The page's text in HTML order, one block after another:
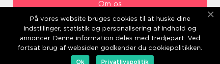
Om os
Cookies
Kontakt os
Sitemap
På vores website bruges cookies til at huske dine
indstillinger, statistik og personalisering af indhold og
annoncer. Denne information deles med tredjepart. Ved
fortsat brug af websiden godkender du cookiepolitikken.
Ok
Privatlivspolitik